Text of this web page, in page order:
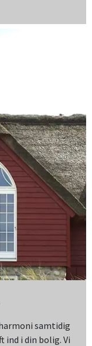
samtidig
ind i din bolig. Vi